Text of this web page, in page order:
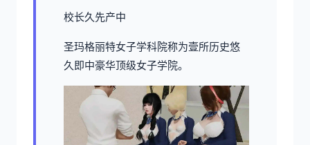
校长久先产中
圣玛格丽特女子学科院称为壹所历史悠
久即中豪华顶级女子学院。